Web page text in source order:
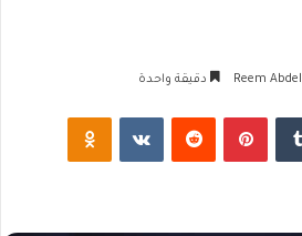
Reem دقيقة واحدة
بينتيريست